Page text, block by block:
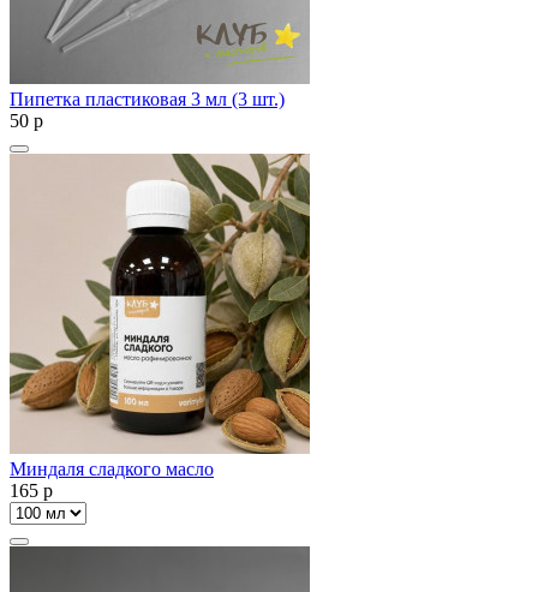
Пипетка пластиковая 3 мл (3 шт.)
50 p
Миндаля сладкого масло
165 p